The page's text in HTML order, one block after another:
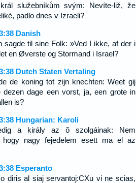
služebníkům svým: Nevíte-liž, že
padlo dnes v Izraeli?
Danish
sagde til sine Folk: »Ved I ikke, af der i
en Øverste og Stormand i Israel?
Dutch Staten Vertaling
de koning tot zijn knechten: Weet gij
dezen dage een vorst, ja, een grote in
is?
Hungarian: Karoli
a király az õ szolgáinak: Nem
hogy nagy fejedelem esett ma el az
Esperanto
diris al siaj servantoj:CXu vi ne scias,